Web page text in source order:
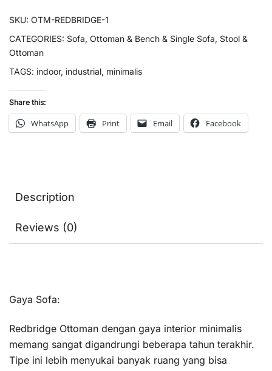
SKU: OTM-REDBRIDGE-1
CATEGORIES: Sofa, Ottoman & Bench & Single Sofa, Stool &
Ottoman
TAGS: indoor, industrial, minimalis
Share this:
WhatsApp Print Email Facebook
Description
Reviews (0)
Gaya Sofa:
Redbridge Ottoman dengan gaya interior minimalis
memang sangat digandrungi beberapa tahun terakhir.
Tipe ini lebih menyukai banyak ruang yang bisa